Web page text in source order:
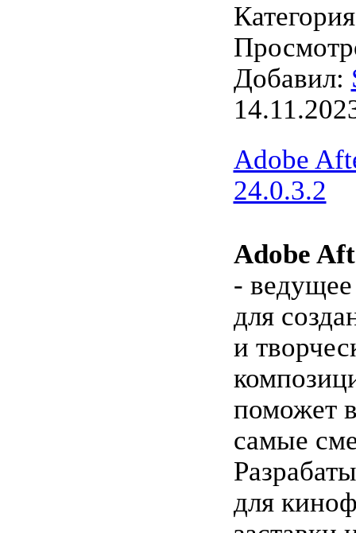
Добавил:
Adobe
24.0.3.2
Adobe
-
для
и
поможет
самые
для